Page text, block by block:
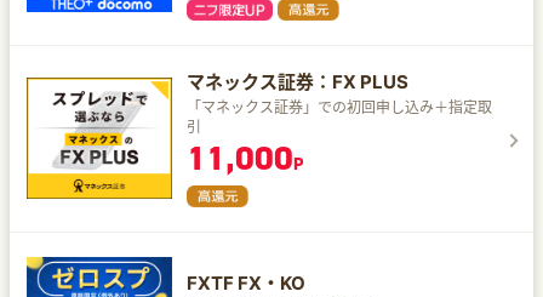
マネックス証券：FX PLUS
「マネックス証券」での初回申し込み＋指定取
引
11,000P
FXTF FX・KO